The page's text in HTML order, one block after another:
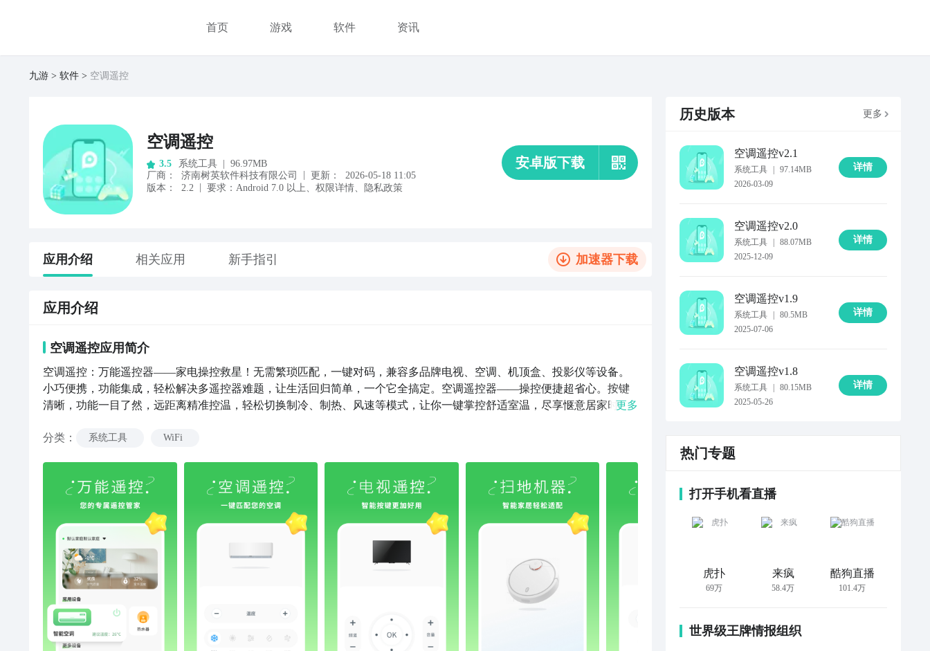
首页 游戏 软件 资讯
九游 软件 空调遥控
空调遥控
3.5 系统工具
96.97MB
厂商 ： 济南树英软件科技有限公司 更新：
2026-05-18 11:05
版本：
2.2 要求： Android 7.0 以上、 权限详情、 隐私政策
安卓版下载
应用介绍 相关应用 新手指引 加速器下载
应用介绍
空调遥控应用简介
空调遥控：万能遥控器——家电操控救星！无需繁琐匹配，一键对码，兼容多品牌电视、空调、机顶盒、投影仪等设备。
小巧便携，功能集成，轻松解决多遥控器难题，让生活回归简单，一个它全搞定。空调遥控器——操控便捷超省心。按键
清晰，功能一目了然，远距离精准控温，轻松切换制冷、制热、风速等模式，让你一键掌控舒适室温，尽享惬意居家时
切换节目，沉浸精彩影视世界，轻松畅享大屏娱乐。智能遥控器——突破传统，手机变身万能遥控器，兼容多样家电。语
更多
分类 ： 系统工具 WiFi
历史版本 更多
空调遥控v2.1
系统工具
97.14MB
2026-03-09
详情
空调遥控v2.0
系统工具
88.07MB
2025-12-09
详情
空调遥控v1.9
系统工具
80.5MB
2025-07-06
详情
空调遥控v1.8
系统工具
80.15MB
2025-05-26
详情
热门专题
打开手机看直播
虎扑
69万
来疯
58.4万
酷狗直播
101.4万
世界级王牌情报组织